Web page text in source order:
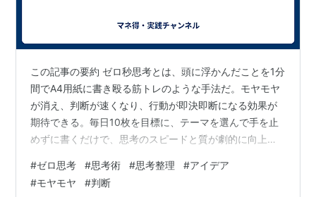
この記事の要約 ゼロ秒思考とは、頭に浮かんだことを1分
間でA4用紙に書き殴る筋トレのような手法だ。モヤモヤ
が消え、判断が速くなり、行動が即決即断になる効果が
期待できる。毎日10枚を目標に、テーマを選んで手を止
めずに書くだけで、思考のスピードと質が劇的に向上す
考えがまとまらない日々を送っていないか。会議で質問
されても「後で考えます」と逃げてしまう自分が嫌にな
#ゼロ思考 #思考術 #思考整理 #アイデア
#モヤモヤ #判断